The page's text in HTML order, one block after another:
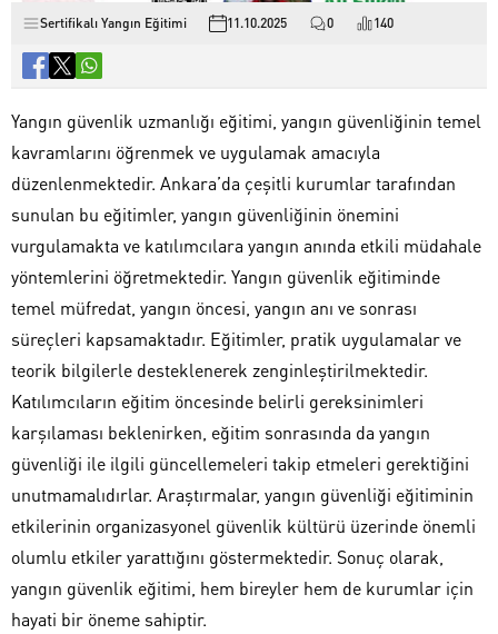
Sertifikalı Yangın Eğitimi 11.10.2025 0 140
Yangın güvenlik uzmanlığı eğitimi, yangın güvenliğinin temel
kavramlarını öğrenmek ve uygulamak amacıyla
düzenlenmektedir. Ankara’da çeşitli kurumlar tarafından
sunulan bu eğitimler, yangın güvenliğinin önemini
vurgulamakta ve katılımcılara yangın anında etkili müdahale
yöntemlerini öğretmektedir. Yangın güvenlik eğitiminde
temel müfredat, yangın öncesi, yangın anı ve sonrası
süreçleri kapsamaktadır. Eğitimler, pratik uygulamalar ve
teorik bilgilerle desteklenerek zenginleştirilmektedir.
Katılımcıların eğitim öncesinde belirli gereksinimleri
karşılaması beklenirken, eğitim sonrasında da yangın
güvenliği ile ilgili güncellemeleri takip etmeleri gerektiğini
unutmamalıdırlar. Araştırmalar, yangın güvenliği eğitiminin
etkilerinin organizasyonel güvenlik kültürü üzerinde önemli
olumlu etkiler yarattığını göstermektedir. Sonuç olarak,
yangın güvenlik eğitimi, hem bireyler hem de kurumlar için
hayati bir öneme sahiptir.